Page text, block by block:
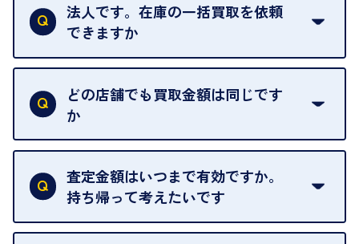
法人です。在庫の一括買取を依頼
できますか
はい。喜んで承ります。出張買取をご利用くださ
い。
ご指定の場所にお伺いします。
どの店舗でも買取金額は同じです
か
はい。全店舗一律です。
ただし、中古市場は日々変動するため、査定した日
によって査定額が変わることはございます。
査定金額はいつまで有効ですか。
持ち帰って考えたいです
査定額は当日限り有効です。